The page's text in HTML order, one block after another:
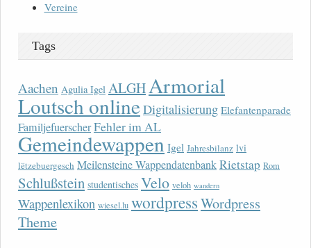
Vereine
Tags
Aachen Agulia Igel ALGH Armorial
Loutsch onlineDigitalisierung Elefantenparade
FamiljefuerscherFehler im AL
Gemeindewappen Igel Jahresbilanz lvi
lëtzebuergesch Meilensteine WappendatenbankRietstap Rom
Schlußstein studentisches Velo veloh wandern
Wappenlexikon wiesel.lu wordpressWordpress
Theme